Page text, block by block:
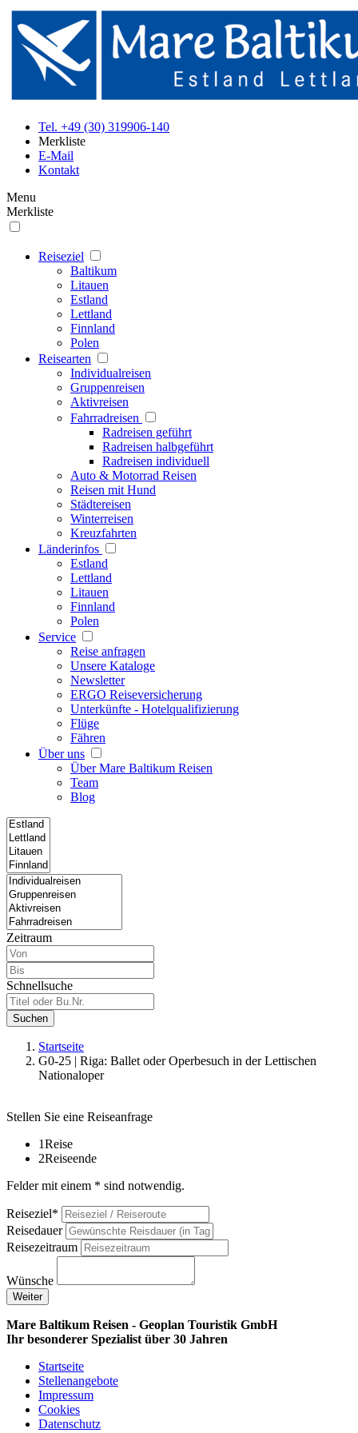
Tel. +49 (30) 319906-140
Merkliste
E-Mail
Kontakt
Menu
Merkliste
Reiseziel
Baltikum
Litauen
Estland
Lettland
Finnland
Polen
Reisearten
Individualreisen
Gruppenreisen
Aktivreisen
Fahrradreisen
Radreisen geführt
Radreisen halbgeführt
Radreisen individuell
Auto & Motorrad Reisen
Reisen mit Hund
Städtereisen
Winterreisen
Kreuzfahrten
Länderinfos
Estland
Lettland
Litauen
Finnland
Polen
Service
Reise anfragen
Unsere Kataloge
Newsletter
ERGO Reiseversicherung
Unterkünfte - Hotelqualifizierung
Flüge
Fähren
Über uns
Über Mare Baltikum Reisen
Team
Blog
Zeitraum
Schnellsuche
Suchen
Startseite
G0-25 | Riga: Ballet oder Operbesuch in der Lettischen
Nationaloper
Stellen Sie eine Reiseanfrage
1Reise
2Reiseende
Felder mit einem * sind notwendig.
Reiseziel*
Reisedauer
Reisezeitraum
Wünsche
Weiter
Mare Baltikum Reisen - Geoplan Touristik GmbH
Ihr besonderer Spezialist über 30 Jahren
Startseite
Stellenangebote
Impressum
Cookies
Datenschutz